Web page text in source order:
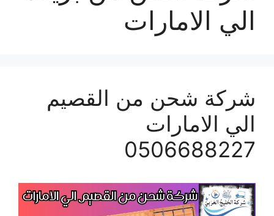
الي الامارات
شركة شحن من القصيم
الي الامارات
0506688227